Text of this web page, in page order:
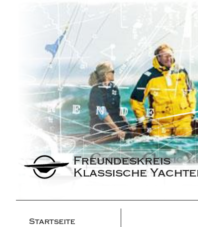
Freundeskreis
Klassische
Startseite